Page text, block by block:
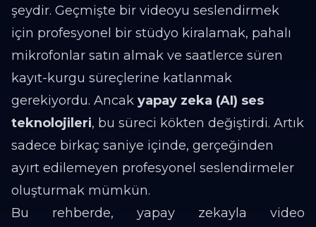
şeydir. Geçmişte bir videoyu seslendirmek
için profesyonel bir stüdyo kiralamak, pahalı
mikrofonlar satın almak ve saatlerce süren
kayıt-kurgu süreçlerine katlanmak
gerekiyordu. Ancak yapay zeka (AI) ses
teknolojileri, bu süreci kökten değiştirdi. Artık
sadece birkaç saniye içinde, gerçeğinden
ayırt edilemeyen profesyonel seslendirmeler
oluşturmak mümkün.
Bu rehberde, yapay zekayla video